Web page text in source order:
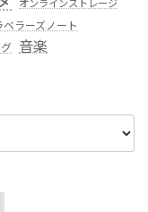
オンラインストレージ
ベラーズノート
音楽